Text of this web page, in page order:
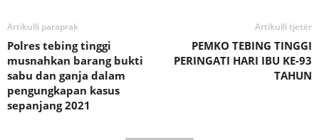
Artikulli paraprak
Polres tebing tinggi
musnahkan barang bukti
sabu dan ganja dalam
pengungkapan kasus
sepanjang 2021
Artikulli tjetër
PEMKO TEBING TINGGI
PERINGATI HARI IBU KE-93
TAHUN